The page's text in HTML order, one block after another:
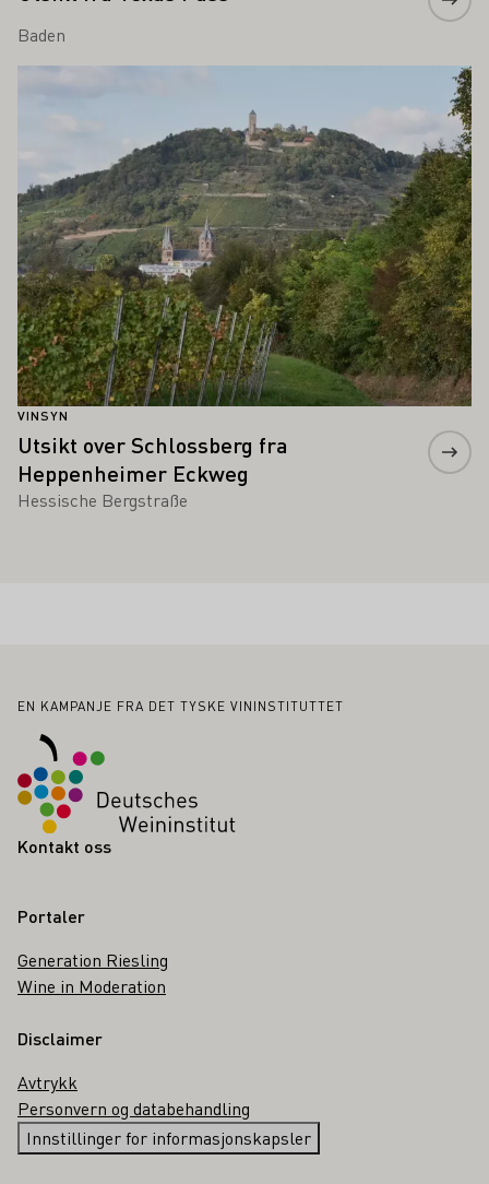
Baden
VINSYN
Utsikt over Schlossberg fra
Heppenheimer Eckweg
Hessische Bergstraße
Bunntekst
EN KAMPANJE FRA DET TYSKE VININSTITUTTET
Kontakt oss
Portaler
Generation Riesling
Wine in Moderation
Disclaimer
Avtrykk
Personvern og databehandling
Innstillinger for informasjonskapsler